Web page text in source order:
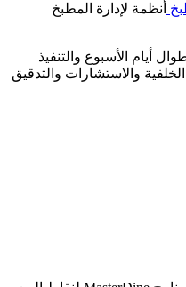
أنظمة لإدارة المطبخ
أيام الأسبوع والتنفيذ
والاستشارات والتدقيق